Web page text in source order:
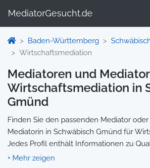
MediatorGesucht.de
Baden-Württemberg
Wirtschaftsmediation
Mediatoren und
Wirtschaftsmediation in
Gmünd
Finden Sie den passenden Mediator
Mediatorin in Schwäbisch Gmünd für
Jedes Profil enthält Informationen zu
Spezialisierungen, sodass Sie gezielt die